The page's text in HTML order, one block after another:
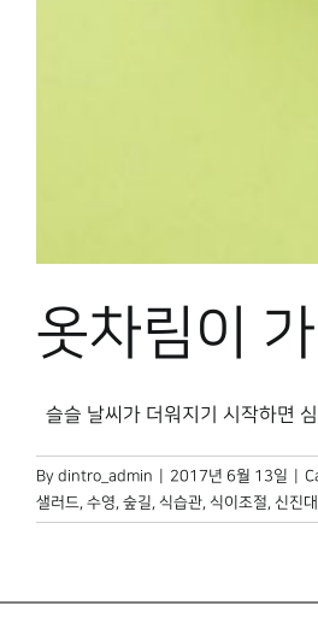
옷차림이
슬슬 날씨가 더워지기 시작하면
By dintro_admin 2017년 6월 13일
샐러드, 수영, 숲길, 식습관, 식이조절, 신진